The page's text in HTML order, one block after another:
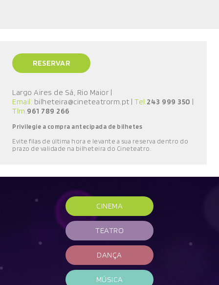
RESERVAR
Largo Aires de Sá, Rio Maior |
Email: bilheteira@cineteatrorm.pt | Tel.243 999 350 |
Tlm.961 789 266
Privilegie a compra antecipada de bilhetes
Evite filas de última hora e levante a sua reserva dentro do
prazo de validade na bilheteira do Cineteatro
CINEMA
TEATRO
DANÇA
MÚSICA